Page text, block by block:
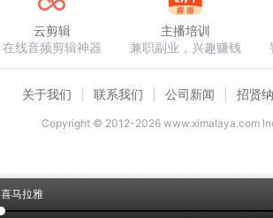
喜马拉雅
云剪辑
在线音频剪辑神器
主播培训
兼职副业，兴趣赚钱
关于我们 联系我们 公司新闻 招贤
Copyright © 2012-2026www.ximalaya.com